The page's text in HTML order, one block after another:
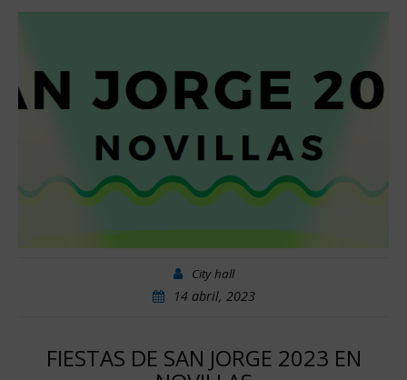
City hall
14 abril, 2023
FIESTAS DE SAN JORGE 2023 EN